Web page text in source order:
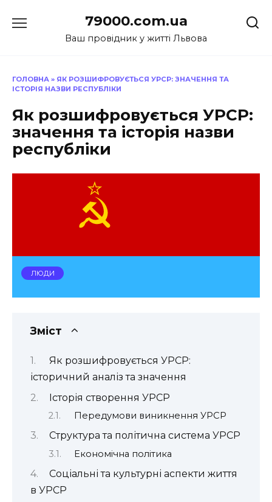
до
79000.com.ua
Ваш провідник у житті Львова
ГОЛОВНА » ЯК РОЗШИФРОВУЄТЬСЯ УРСР: ЗНАЧЕННЯ ТА
ІСТОРІЯ НАЗВИ РЕСПУБЛІКИ
Як розшифровується УРСР:
значення та історія назви
республіки
ЛЮДИ
Зміст
Як розшифровується УРСР:
історичний аналіз та значення
Історія створення УРСР
Передумови виникнення УРСР
Структура та політична система УРСР
Економічна політика
Соціальні та культурні аспекти життя
в УРСР